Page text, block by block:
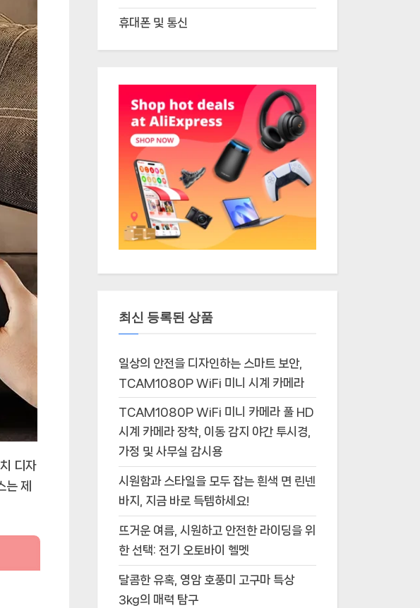
디자
제
휴대폰 및 통신
최신 등록된 상품
일상의 안전을 디자인하는 스마트 보안,
TCAM1080P WiFi 미니 시계 카메라
TCAM1080P WiFi 미니 카메라 풀 HD
시계 카메라 장착, 이동 감지 야간 투시경,
가정 및 사무실 감시용
시원함과 스타일을 모두 잡는 흰색 면 린넨
바지, 지금 바로 득템하세요!
뜨거운 여름, 시원하고 안전한 라이딩을 위
한 선택: 전기 오토바이 헬멧
달콤한 유혹, 영암 호풍미 고구마 특상
3kg의 매력 탐구